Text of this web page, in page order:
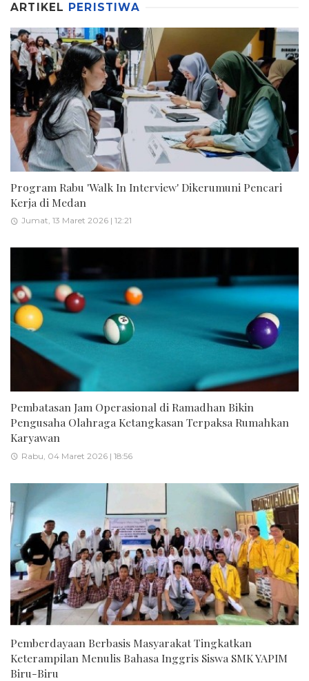
ARTIKEL PERISTIWA
Program Rabu 'Walk In Interview' Dikerumuni Pencari
Kerja di Medan
Jumat, 13 Maret 2026 | 12:21
Pembatasan Jam Operasional di Ramadhan Bikin
Pengusaha Olahraga Ketangkasan Terpaksa Rumahkan
Karyawan
Rabu, 04 Maret 2026 | 18:56
Pemberdayaan Berbasis Masyarakat Tingkatkan
Keterampilan Menulis Bahasa Inggris Siswa SMK YAPIM
Biru-Biru